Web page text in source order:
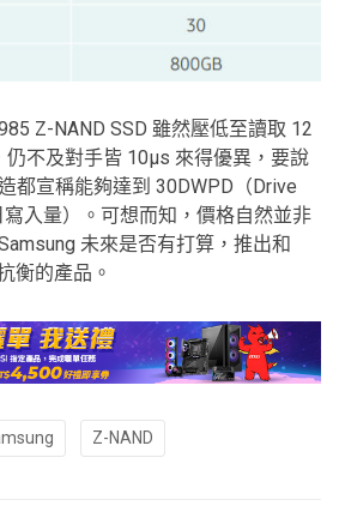
Z-NAND SSD 雖然壓低至讀取 12
不及對手皆 10µs 來得優異，要說
都宣稱能夠達到 30DWPD（Drive
入量）。可想而知，價格自然並非
未來是否有打算，推出和
衡的產品。
Z-NAND